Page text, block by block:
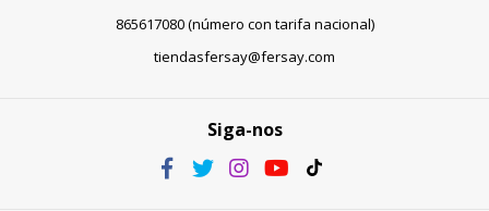
865617080 (número con tarifa nacional)
tiendasfersay@fersay.com
Siga-nos